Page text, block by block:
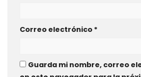
Correo electrónico *
Guarda mi nombre, correo